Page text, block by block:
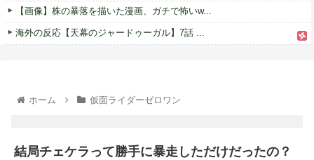
【画像】株の暴落を描いた漫画、ガチで怖いw...
海外の反応【天幕のジャードゥーガル】7話 ...
ホーム 仮面ライダーゼロワン
結局チェケラって勝手に暴走しただけだったの？